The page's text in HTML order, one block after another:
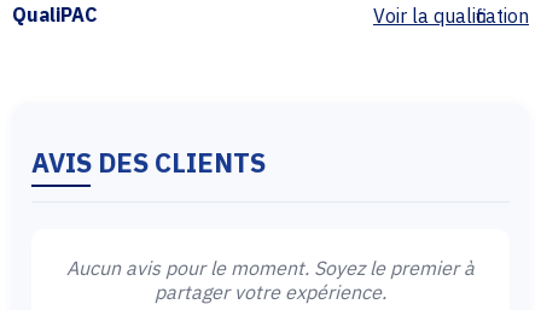
QualiPAC
Voir la qualification
AVIS DES CLIENTS
Aucun avis pour le moment. Soyez le premier à
partager votre expérience.